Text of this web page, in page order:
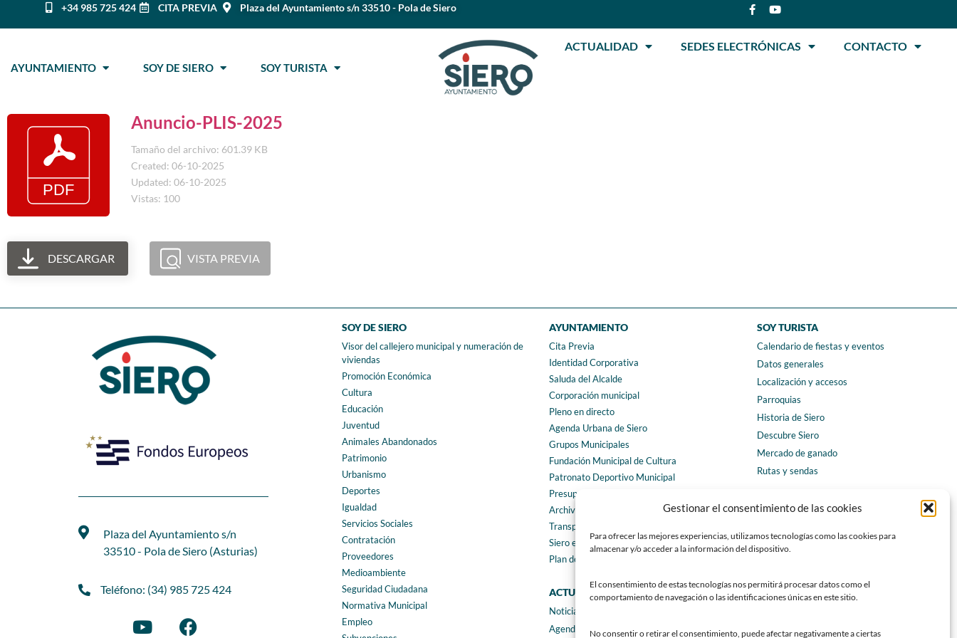
Gestionar el consentimiento de las cookies
Para ofrecer las mejores experiencias, utilizamos tecnologías como las cookies para
almacenar y/o acceder a la información del dispositivo.
El consentimiento de estas tecnologías nos permitirá procesar datos como el
comportamiento de navegación o las identificaciones únicas en este sitio.
No consentir o retirar el consentimiento, puede afectar negativamente a ciertas
+34 985 725 424 CITA PREVIA Plaza del Ayuntamiento s/n 33510 - Pola de Siero
AYUNTAMIENTO SOY DE SIERO SOY TURISTA
ACTUALIDAD SEDES ELECTRÓNICAS CONTACTO
Anuncio-PLIS-2025
Tamaño del archivo: 601.39 KB
Created: 06-10-2025
Updated: 06-10-2025
Vistas: 100
DESCARGAR VISTA PREVIA
Plaza del Ayuntamiento s/n
33510 - Pola de Siero (Asturias)
Teléfono: (34) 985 725 424
SOY DE SIERO
Visor del callejero municipal y numeración de
viviendas
Promoción Económica
Cultura
Educación
Juventud
Animales Abandonados
Patrimonio
Urbanismo
Deportes
Igualdad
Servicios Sociales
Contratación
Proveedores
Medioambiente
Seguridad Ciudadana
Normativa Municipal
Empleo
AYUNTAMIENTO
Cita Previa
Identidad Corporativa
Saluda del Alcalde
Corporación municipal
Pleno en directo
Agenda Urbana de Siero
Grupos Municipales
Fundación Municipal de Cultura
Patronato Deportivo Municipal
Presupuestos municipales
Archivo municipal
Transparencia
Siero en Cifras
Plan de igualdad
ACTUALIDAD
Noticias
Agenda
SOY TURISTA
Calendario de fiestas y eventos
Datos generales
Localización y accesos
Parroquias
Historia de Siero
Descubre Siero
Mercado de ganado
Rutas y sendas
CONTACTO
Teléfonos de interés
Formulario de contacto